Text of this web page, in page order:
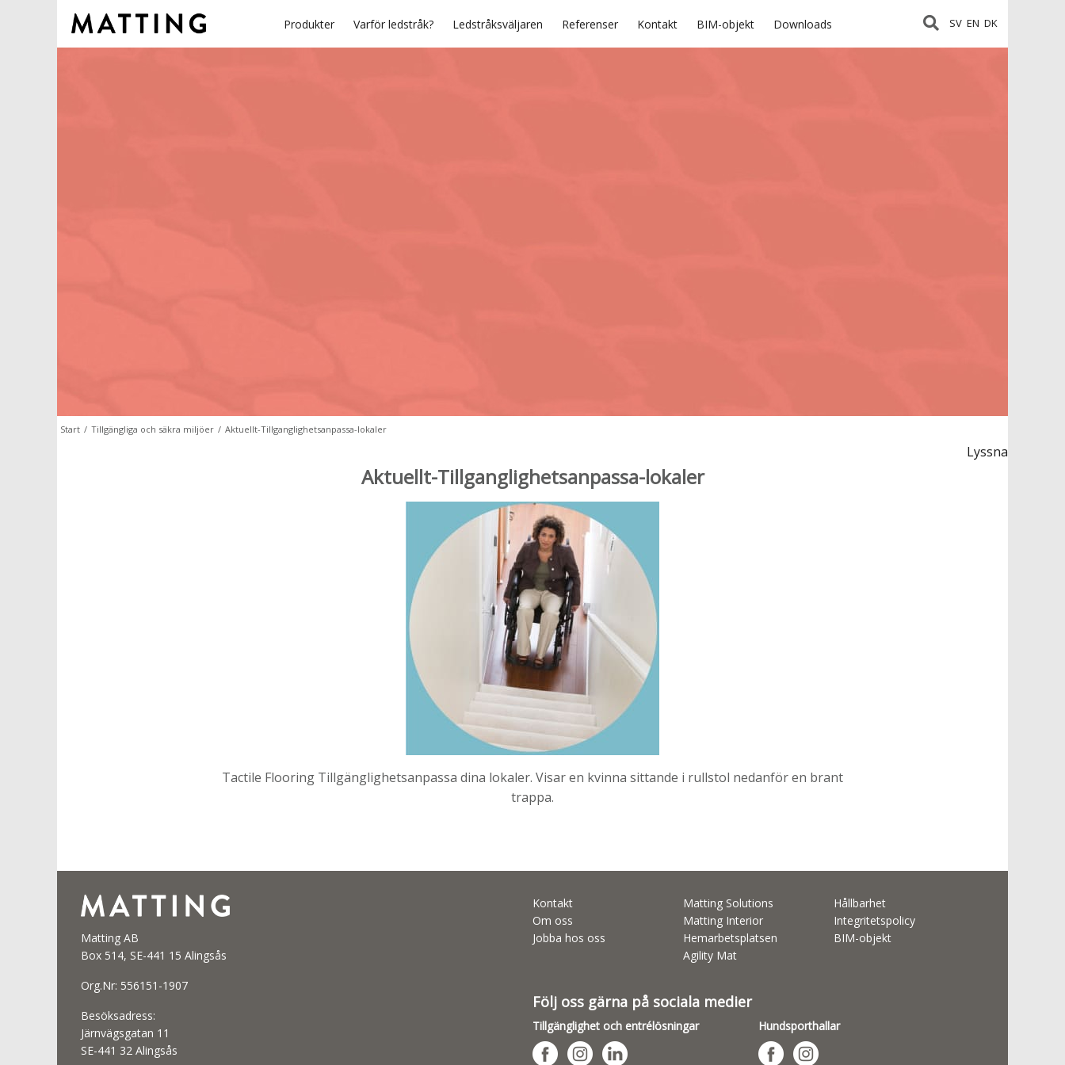
Produkter Varför ledstråk? Ledstråksväljaren Referenser Kontakt BIM-objekt Downloads SV EN DK
Start / Tillgängliga och säkra miljöer / Aktuellt-Tillganglighetsanpassa-lokaler
Lyssna
Aktuellt-Tillganglighetsanpassa-lokaler
Tactile Flooring Tillgänglighetsanpassa dina lokaler. Visar en kvinna sittande i rullstol nedanför en brant
trappa.
Matting AB
Box 514, SE-441 15 Alingsås
Org.Nr: 556151-1907
Besöksadress:
Järnvägsgatan 11
SE-441 32 Alingsås
Kontakt
Om oss
Jobba hos oss
Matting Solutions
Matting Interior
Hemarbetsplatsen
Agility Mat
Hållbarhet
Integritetspolicy
BIM-objekt
Följ oss gärna på sociala medier
Tillgänglighet och entrélösningar Hundsporthallar